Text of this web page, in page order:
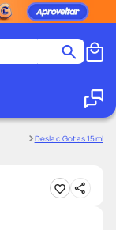
Deslac Gotas 15ml